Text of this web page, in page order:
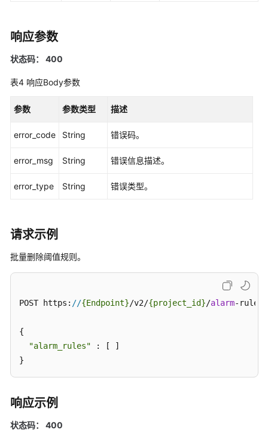
视
频
帮
1.0
档
更
档
用
（1.0）
坡
用
指
响应参数
状态码： 400
表4 响应Body参数
参数 参数类型 描述
error_code String 错误码。
error_msg String 错误信息描述。
error_type String 错误类型。
请求示例
批量删除阈值规则。
POST https: //{Endpoint}/v2/{project_id}/alarm-rules/
{
"alarm_rules" : [ ]
}
响应示例
状态码： 400